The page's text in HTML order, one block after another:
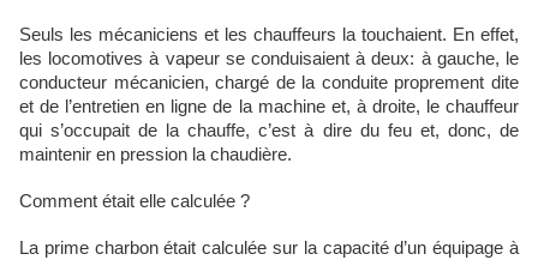
Seuls les mécaniciens et les chauffeurs la touchaient. En effet,
les locomotives à vapeur se conduisaient à deux: à gauche, le
conducteur mécanicien, chargé de la conduite proprement dite
et de l’entretien en ligne de la machine et, à droite, le chauffeur
qui s’occupait de la chauffe, c’est à dire du feu et, donc, de
maintenir en pression la chaudière.
Comment était elle calculée ?
La prime charbon était calculée sur la capacité d’un équipage à